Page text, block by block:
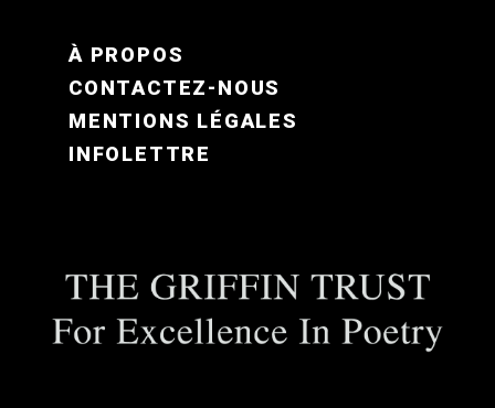
FOOTER MENU FR
À PROPOS
CONTACTEZ-NOUS
MENTIONS LÉGALES
INFOLETTRE